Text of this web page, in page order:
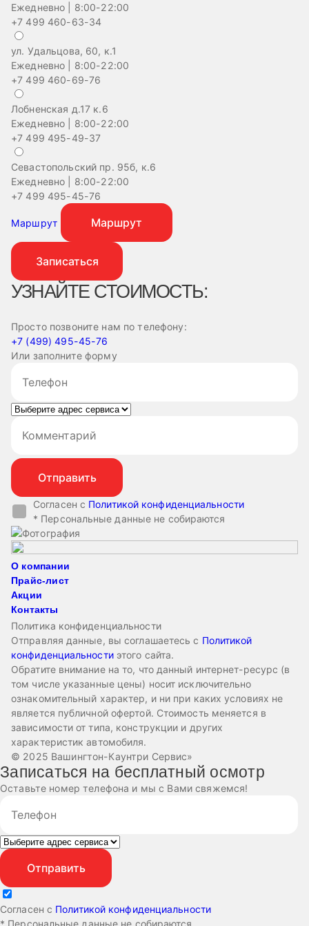
Ежедневно | 8:00-22:00
+7 499 460-63-34
ул. Удальцова, 60, к.1
Ежедневно | 8:00-22:00
+7 499 460-69-76
Лобненская д.17 к.6
Ежедневно | 8:00-22:00
+7 499 495-49-37
Севастопольский пр. 95б, к.6
Ежедневно | 8:00-22:00
+7 499 495-45-76
Маршрут Маршрут
Записаться
УЗНАЙТЕ СТОИМОСТЬ:
Просто позвоните нам по телефону:
+7 (499) 495-45-76
Или заполните форму
Согласен с Политикой конфиденциальности
* Персональные данные не собираются
О компании
Прайс-лист
Акции
Контакты
Политика конфиденциальности
Отправляя данные, вы соглашаетесь с Политикой
конфиденциальностиэтого сайта.
Обратите внимание на то, что данный интернет-ресурс (в
том числе указанные цены) носит исключительно
ознакомительный характер, и ни при каких условиях не
является публичной офертой. Стоимость меняется в
зависимости от типа, конструкции и других
характеристик автомобиля.
© 2025 Вашингтон-Каунтри Сервис»
Записаться на бесплатный осмотр
Оставьте номер телефона и мы с Вами свяжемся!
Согласен с Политикой конфиденциальности
* Персональные данные не собираются